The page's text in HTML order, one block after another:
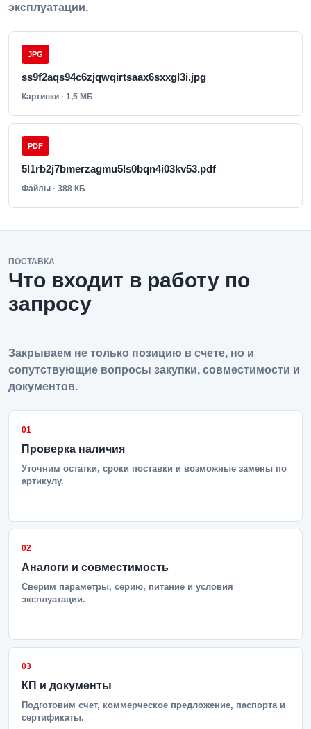
эксплуатации.
JPG
ss9f2aqs94c6zjqwqirtsaax6sxxgl3i.jpg
Картинки · 1,5 МБ
PDF
5l1rb2j7bmerzagmu5ls0bqn4i03kv53.pdf
Файлы · 388 КБ
ПОСТАВКА
Что входит в работу по
запросу
Закрываем не только позицию в счете, но и
сопутствующие вопросы закупки, совместимости и
документов.
01
Проверка наличия
Уточним остатки, сроки поставки и возможные замены по
артикулу.
02
Аналоги и совместимость
Сверим параметры, серию, питание и условия
эксплуатации.
03
КП и документы
Подготовим счет, коммерческое предложение, паспорта и
сертификаты.